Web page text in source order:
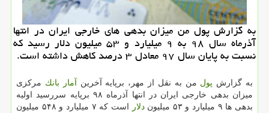
به گزارش پول من میزان بدهی های خارجی ایران در انتها
آذرماه سال ۹۸ به ۹ میلیارد و ۵۳ میلیون دلار رسید كه
نسبت به پایان سال ۹۷ معادل ۳ درصد كاهش داشته است.
به گزارش پول من به نقل از مهر، برپایه آخرین آمار بانك مركزی
میزان بدهی خارجی ایران در انتها آذرماه ۹۸ برپایه سررسید اولیه
بدهی ها ۹ میلیارد و ۵۳ میلیون
دلار
است كه ۷ میلیارد و ۵۴۸ میلیون